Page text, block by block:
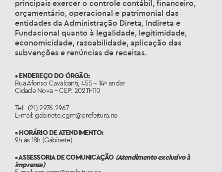
principais exercer o controle contábil, financeiro,
orçamentário, operacional e patrimonial das
entidades da Administração Direta, Indireta e
Fundacional quanto à legalidade, legitimidade,
economicidade, razoabilidade, aplicação das
subvenções e renúncias de receitas.
• ENDEREÇO DO ÓRGÃO:
Rua Afonso Cavalcanti, 455 – 14º andar
Cidade Nova – CEP: 20211-110
Tel.: (21) 2976-2967
E-mail: gabinete.cgm@prefeitura.rio
• HORÁRIO DE ATENDIMENTO:
9h às 18h (Gabinete)
• ASSESSORIA DE COMUNICAÇÃO (Atendimento exclusivo à
imprensa)